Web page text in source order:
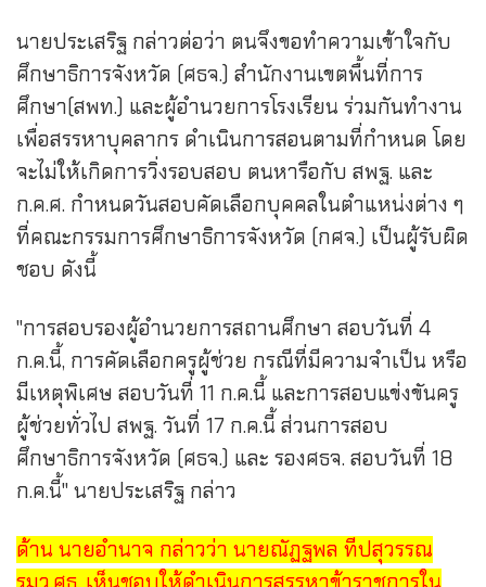
นายประเสริฐ กล่าวต่อว่า ตนจึงขอทำความเข้าใจกับ
ศึกษาธิการจังหวัด (ศธจ.) สำนักงานเขตพื้นที่การ
ศึกษา(สพท.) และผู้อำนวยการโรงเรียน ร่วมกันทำงาน
เพื่อสรรหาบุคลากร ดำเนินการสอนตามที่กำหนด โดย
จะไม่ให้เกิดการวิ่งรอบสอบ ตนหารือกับ สพฐ. และ
ก.ค.ศ. กำหนดวันสอบคัดเลือกบุคคลในตำแหน่งต่าง ๆ
ที่คณะกรรมการศึกษาธิการจังหวัด (กศจ.) เป็นผู้รับผิด
ชอบ ดังนี้
"การสอบรองผู้อำนวยการสถานศึกษา สอบวันที่ 4
ก.ค.นี้, การคัดเลือกครูผู้ช่วย กรณีที่มีความจำเป็น หรือ
มีเหตุพิเศษ สอบวันที่ 11 ก.ค.นี้ และการสอบแข่งขันครู
ผู้ช่วยทั่วไป สพฐ. วันที่ 17 ก.ค.นี้ ส่วนการสอบ
ศึกษาธิการจังหวัด (ศธจ.) และ รองศธจ. สอบวันที่ 18
ก.ค.นี้" นายประเสริฐ กล่าว
ด้าน นายอำนาจ กล่าวว่า นายณัฏฐพล ทีปสุวรรณ